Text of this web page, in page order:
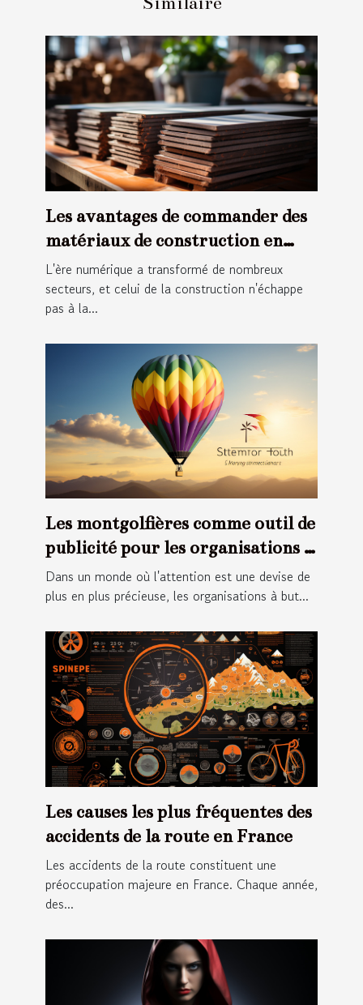
Les avantages de commander des
matériaux de construction en
ligne
L'ère numérique a transformé de nombreux
secteurs, et celui de la construction n'échappe
pas à la...
Les montgolfières comme outil de
publicité pour les organisations à
but non lucratif
Dans un monde où l'attention est une devise de
plus en plus précieuse, les organisations à but...
Les causes les plus fréquentes des
accidents de la route en France
Les accidents de la route constituent une
préoccupation majeure en France. Chaque année,
des...